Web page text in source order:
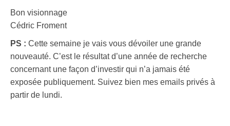
Bon visionnage
Cédric Froment
PS : Cette semaine je vais vous dévoiler une grande
nouveauté. C’est le résultat d’une année de recherche
concernant une façon d’investir qui n’a jamais été
exposée publiquement. Suivez bien mes emails privés à
partir de lundi.